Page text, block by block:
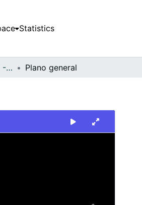
Statistics
FCCV - Paisaje Urbano - Patrimonial Plano general